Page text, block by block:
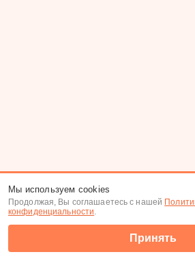
Мы используем cookies
Продолжая, Вы соглашаетесь с нашей
конфиденциальности.
Принять